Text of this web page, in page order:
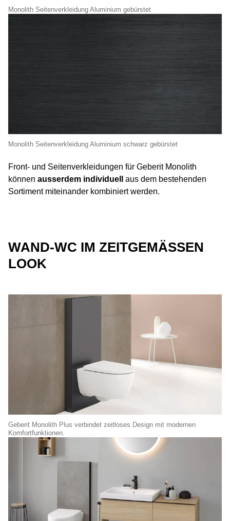
Monolith Seitenverkleidung Aluminium gebürstet
Monolith Seitenverkleidung Aluminium schwarz gebürstet
Front- und Seitenverkleidungen für Geberit Monolith
können ausserdem individuell aus dem bestehenden
Sortiment miteinander kombiniert werden.
WAND-WC IM ZEITGEMÄSSEN
LOOK
Geberit Monolith Plus verbindet zeitloses Design mit modernen
Komfortfunktionen.